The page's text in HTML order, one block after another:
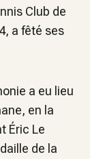
Club de
a fêté ses
a eu lieu
en la
Éric Le
de la